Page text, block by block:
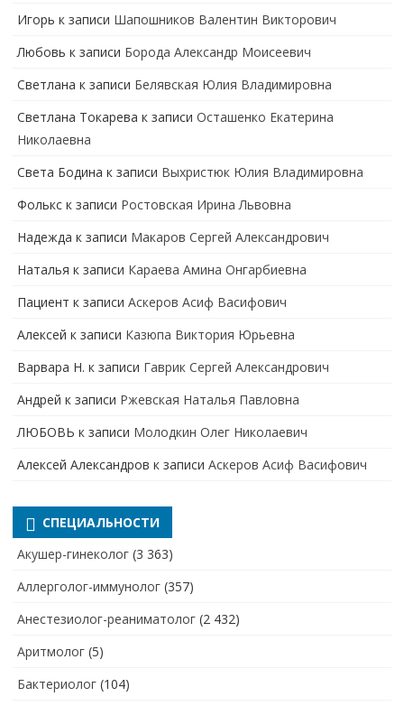
Игорь к записи Шапошников Валентин Викторович
Любовь к записи Борода Александр Моисеевич
Светлана к записи Белявская Юлия Владимировна
Cветлана Токарева к записи Осташенко Екатерина
Николаевна
Света Бодина к записи Выхристюк Юлия Владимировна
Фолькс к записи Ростовская Ирина Львовна
Надежда к записи Макаров Сергей Александрович
Наталья к записи Караева Амина Онгарбиевна
Пациент к записи Аскеров Асиф Васифович
Алексей к записи Казюпа Виктория Юрьевна
Варвара Н. к записи Гаврик Сергей Александрович
Андрей к записи Ржевская Наталья Павловна
ЛЮБОВЬ к записи Молодкин Олег Николаевич
Алексей Александров к записи Аскеров Асиф Васифович
СПЕЦИАЛЬНОСТИ
Акушер-гинеколог (3 363)
Аллерголог-иммунолог (357)
Анестезиолог-реаниматолог (2 432)
Аритмолог (5)
Бактериолог (104)